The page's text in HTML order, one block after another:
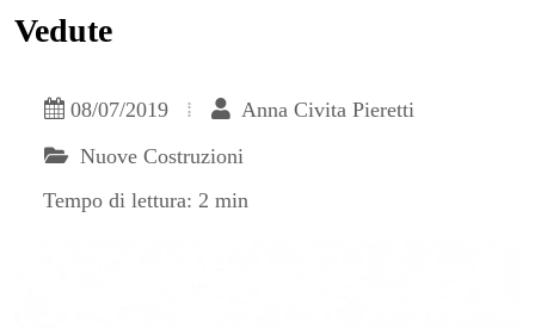
Vedute
08/07/2019
Anna Civita Pieretti
Nuove Costruzioni
Tempo di lettura: 2 min